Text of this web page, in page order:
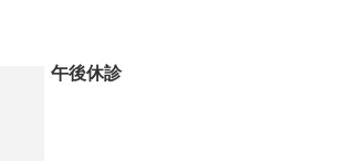
午後休診